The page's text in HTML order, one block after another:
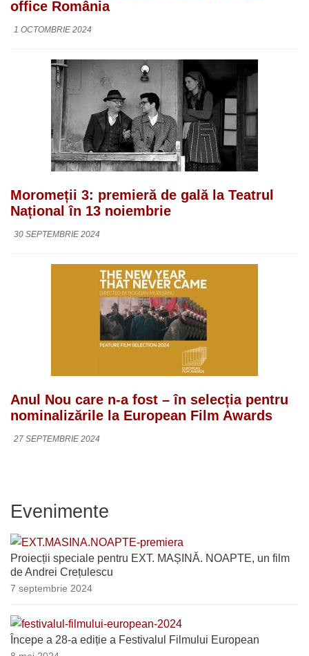
office România
1 OCTOMBRIE 2024
Moromeții 3: premieră de gală la Teatrul
Național în 13 noiembrie
30 SEPTEMBRIE 2024
Anul Nou care n-a fost – în selecția pentru
nominalizările la European Film Awards
27 SEPTEMBRIE 2024
Evenimente
Proiecții speciale pentru EXT. MAȘINĂ. NOAPTE, un film
de Andrei Crețulescu
7 septembrie 2024
Începe a 28-a ediție a Festivalul Filmului European